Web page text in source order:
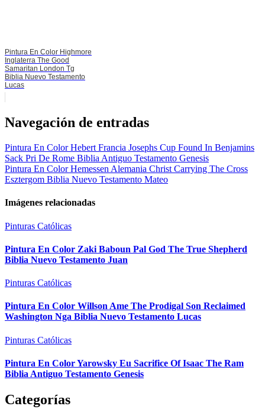
Pintura En Color Highmore
Inglaterra The Good
Samaritan London Tg
Biblia Nuevo Testamento
Lucas
Navegación de entradas
Pintura En Color Hebert Francia Josephs Cup Found In Benjamins
Sack Pri De Rome Biblia Antiguo Testamento Genesis
Pintura En Color Hemessen Alemania Christ Carrying The Cross
Esztergom Biblia Nuevo Testamento Mateo
Imágenes relacionadas
Pinturas Católicas
Pintura En Color Zaki Baboun Pal God The True Shepherd
Biblia Nuevo Testamento Juan
Pinturas Católicas
Pintura En Color Willson Ame The Prodigal Son Reclaimed
Washington Nga Biblia Nuevo Testamento Lucas
Pinturas Católicas
Pintura En Color Yarowsky Eu Sacrifice Of Isaac The Ram
Biblia Antiguo Testamento Genesis
Categorías